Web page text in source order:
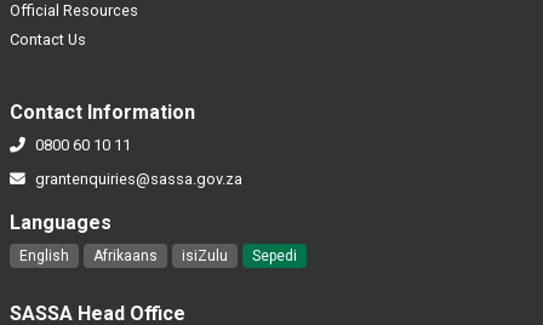
Official Resources
Contact Us
Contact Information
0800 60 10 11
grantenquiries@sassa.gov.za
Languages
English Afrikaans isiZulu Sepedi
SASSA Head Office